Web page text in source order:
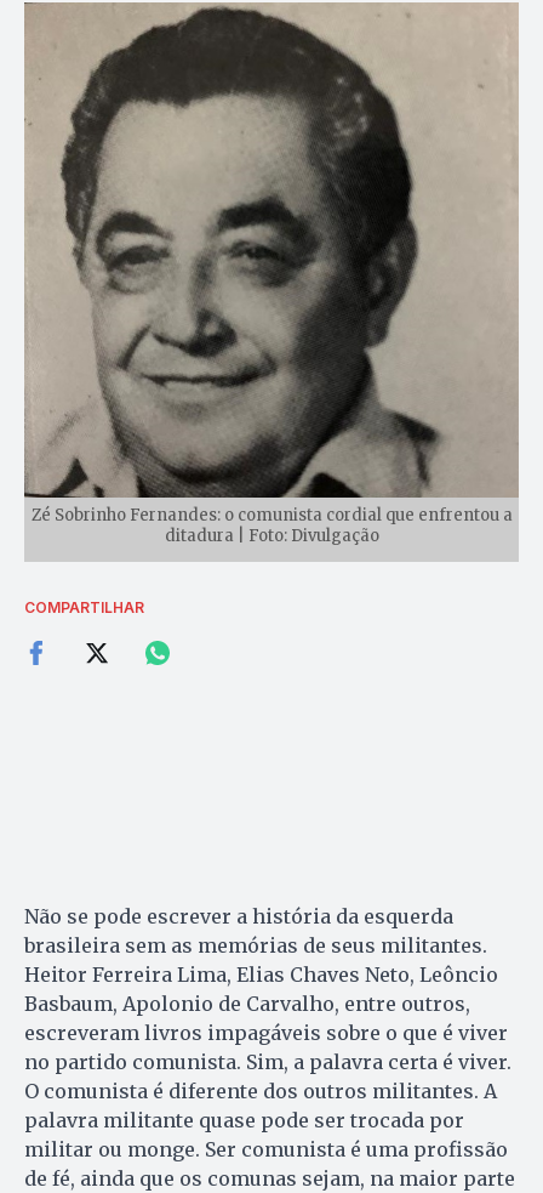
Zé Sobrinho Fernandes: o comunista cordial que enfrentou a
ditadura | Foto: Divulgação
COMPARTILHAR
Não se pode escrever a história da esquerda
brasileira sem as memórias de seus militantes.
Heitor Ferreira Lima, Elias Chaves Neto, Leôncio
Basbaum, Apolonio de Carvalho, entre outros,
escreveram livros impagáveis sobre o que é viver
no partido comunista. Sim, a palavra certa é viver.
O comunista é diferente dos outros militantes. A
palavra militante quase pode ser trocada por
militar ou monge. Ser comunista é uma profissão
de fé, ainda que os comunas sejam, na maior parte